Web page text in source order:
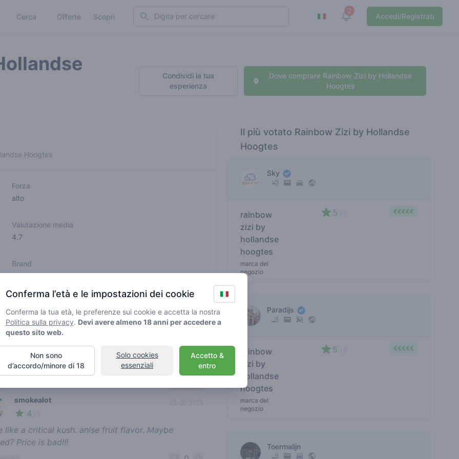
Cerca Offerte Scopri Search 2
View notifications
Accedi/Registrati
Condividi la tua
esperienza
Dove comprare Rainbow Zizi by Hollandse
Hoogtes
Hoogtes
Forza
alto
Valutazione media
4.7
Brand
vario
state verificate da Greenmeister. I dettagli possono variare
di cannabis
reviews
smokealot
4
like a critical kush. anise fruit flavor. Maybe
Price is bad!!!
Il più votato Rainbow Zizi by Hollandse
Hoogtes
Sky
rainbow
zizi by
hollandse
hoogtes
marca del
negozio
5 €€€€€
Paradijs
rainbow
zizi by
hollandse
hoogtes
marca del
negozio
5 €€€€€
Toermalijn
Conferma l’età e le impostazioni dei cookie
Conferma la tua età, le preferenze sui cookie e accetta la nostra
Politica sulla privacy. Devi avere almeno 18 anni per accedere a
questo sito web.
Accetto &
entro
Solo cookies
essenziali
Non sono
d’accordo/minore di 18